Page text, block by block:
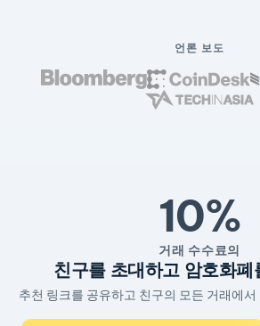
언론 보도
10%
거래 수수료의
친구를 초대하고 암호화폐
추천 링크를 공유하고 친구의 모든 거래에